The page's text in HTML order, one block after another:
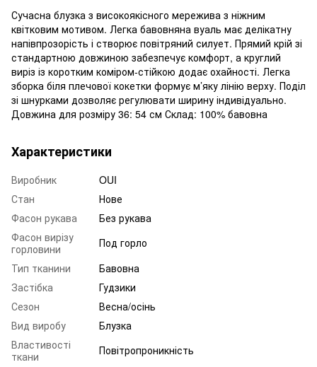
Сучасна блузка з високоякісного мережива з ніжним
квітковим мотивом. Легка бавовняна вуаль має делікатну
напівпрозорість і створює повітряний силует. Прямий крій зі
стандартною довжиною забезпечує комфорт, а круглий
виріз із коротким коміром‑стійкою додає охайності. Легка
зборка біля плечової кокетки формує м’яку лінію верху. Поділ
зі шнурками дозволяє регулювати ширину індивідуально.
Довжина для розміру 36: 54 см Склад: 100% бавовна
Характеристики
Виробник
OUI
Стан
Нове
Фасон рукава
Без рукава
Фасон вирізу
горловини
Под горло
Тип тканини
Бавовна
Застібка
Гудзики
Сезон
Весна/осінь
Вид виробу
Блузка
Властивості
ткани
Повітропроникність